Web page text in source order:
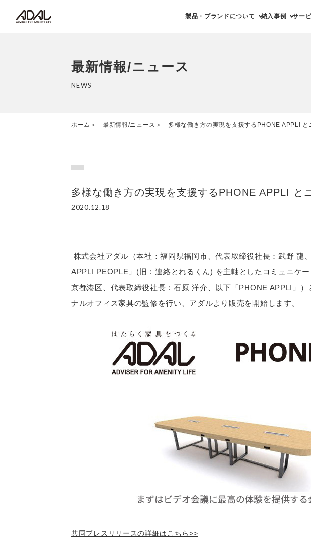
製品・ブランドについて 納入事例 サー
最新情報/ニュース
NEWS
ホーム 最新情報/ニュース 多様な働き方の実現を支援するPHONE APPLI
多様な働き方の実現を支援するPHONE APPLI と
2020.12.18
株式会社アダル（本社：福岡県福岡市、代表取締役社長：武野
APPLI PEOPLE」(旧：連絡とれるくん) を主軸としたコミュニケ
京都港区、代表取締役社長：石原 洋介、以下「PHONE APPLI」
ナルオフィス家具の監修を行い、アダルより販売を開始します。
共同プレスリリースの詳細はこちら>>